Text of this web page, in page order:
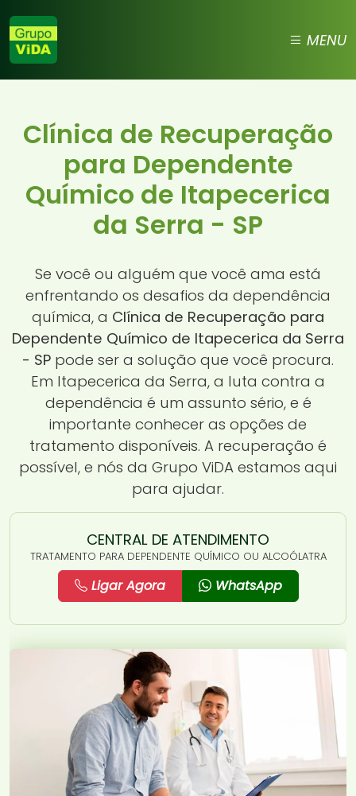
MENU
Clínica de Recuperação
para Dependente
Químico de Itapecerica
da Serra - SP
Se você ou alguém que você ama está
enfrentando os desafios da dependência
química, a Clínica de Recuperação para
Dependente Químico de Itapecerica da Serra
- SP pode ser a solução que você procura.
Em Itapecerica da Serra, a luta contra a
dependência é um assunto sério, e é
importante conhecer as opções de
tratamento disponíveis. A recuperação é
possível, e nós da Grupo ViDA estamos aqui
para ajudar.
CENTRAL DE ATENDIMENTO
TRATAMENTO PARA DEPENDENTE QUÍMICO OU ALCOÓLATRA
Ligar Agora WhatsApp